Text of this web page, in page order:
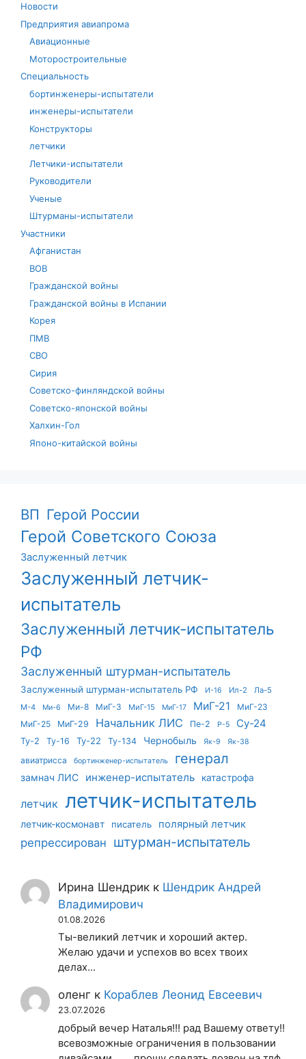
Новости
Предприятия авиапрома
Авиационные
Моторостроительные
Специальность
бортинженеры-испытатели
инженеры-испытатели
Конструкторы
летчики
Летчики-испытатели
Руководители
Ученые
Штурманы-испытатели
Участники
Афганистан
ВОВ
Гражданской войны
Гражданской войны в Испании
Корея
ПМВ
СВО
Сирия
Советско-финляндской войны
Советско-японской войны
Халхин-Гол
Японо-китайской войны
ВП Герой России
Герой Советского Союза
Заслуженный летчик
Заслуженный летчик-
испытатель
Заслуженный летчик-испытатель
РФ
Заслуженный штурман-испытатель
Заслуженный штурман-испытатель РФ И-16 Ил-2
Ла-5
М-4
Ми-6 Ми-8 МиГ-3 МиГ-15 МиГ-17 МиГ-21
МиГ-23
МиГ-25
МиГ-29 Начальник ЛИС Пе-2 Р-5 Су-24
Ту-2 Ту-16 Ту-22 Ту-134 Чернобыль Як-9 Як-38
авиатрисса бортинженер-испытатель генерал
замнач ЛИС инженер-испытатель катастрофа
летчик летчик-испытатель
летчик-космонавт писатель полярный летчик
репрессирован штурман-испытатель
Ирина Шендрик к Шендрик Андрей
Владимирович
01.08.2026
Ты-великий летчик и хороший актер.
Желаю удачи и успехов во всех твоих
делах...
оленг к Кораблев Леонид Евсеевич
23.07.2026
добрый вечер Наталья!!! рад Вашему ответу!!
всевозможные ограничения в пользовании